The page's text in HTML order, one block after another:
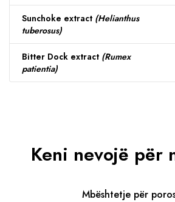
Sunchoke extract (Helianthus
tuberosus)
Bitter Dock extract (Rumex
patientia)
Keni nevojë për
Mbështetje për